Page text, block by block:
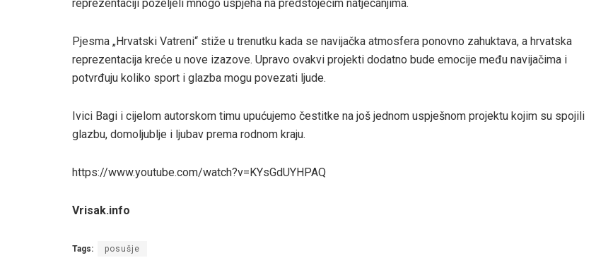
reprezentaciji poželjeli mnogo uspjeha na predstojećim natjecanjima.
Pjesma „Hrvatski Vatreni“ stiže u trenutku kada se navijačka atmosfera ponovno zahuktava, a hrvatska
reprezentacija kreće u nove izazove. Upravo ovakvi projekti dodatno bude emocije među navijačima i
potvrđuju koliko sport i glazba mogu povezati ljude.
Ivici Bagi i cijelom autorskom timu upućujemo čestitke na još jednom uspješnom projektu kojim su spojili
glazbu, domoljublje i ljubav prema rodnom kraju.
https://www.youtube.com/watch?v=KYsGdUYHPAQ
Vrisak.info
Tags: posušje